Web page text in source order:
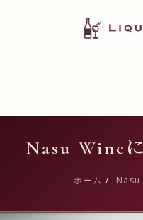
プ
LIQUOR AND
Nasu Wine
ホーム Nasu